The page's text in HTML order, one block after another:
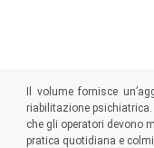
Sommario:
Il volume fornisce
riabilitazione
che gli operatori devono
pratica quotidiana e